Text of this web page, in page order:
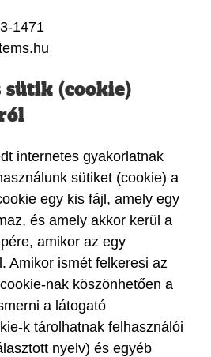
1471
(cookie)
internetes gyakorlatnak
sütiket (cookie) a
egy kis fájl, amely egy
és amely akkor kerül a
amikor az egy
Amikor ismét felkeresi az
nak köszönhetően a
a látogató
k tárolhatnak felhasználói
nyelv) és egyéb